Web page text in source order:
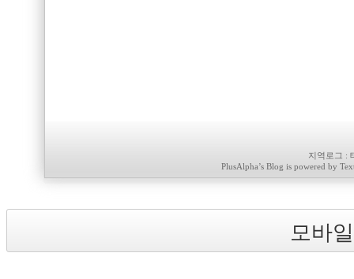
지역로그 :
PlusAlpha’s Blog is powered by
모바